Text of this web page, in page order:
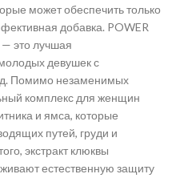
может обеспечить только
добавка. POWER
это лучшая
девушек с
Помимо незаменимых
комплекс для женщин
и ямса, которые
путей, груди и
экстракт клюквы
естественную защиту